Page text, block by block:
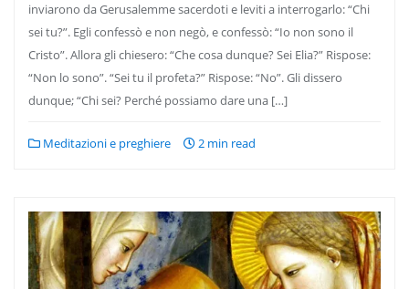
inviarono da Gerusalemme sacerdoti e leviti a interrogarlo: “Chi
sei tu?”. Egli confessò e non negò, e confessò: “Io non sono il
Cristo”. Allora gli chiesero: “Che cosa dunque? Sei Elia?” Rispose:
“Non lo sono”. “Sei tu il profeta?” Rispose: “No”. Gli dissero
dunque; “Chi sei? Perché possiamo dare una […]
Meditazioni e preghiere 2 min read